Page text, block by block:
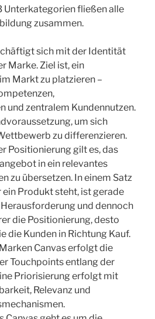
Unterkategorien fließen alle
zusammen.
sich mit der Identität
Marke. Ziel ist, ein
Markt zu platzieren –
und zentralem Kundennutzen.
um sich
zu differenzieren.
Positionierung gilt es, das
in ein relevantes
zu übersetzen. In einem Satz
Produkt steht, ist gerade
und dennoch
die Positionierung, desto
die Kunden in Richtung Kauf.
Canvas erfolgt die
Touchpoints entlang der
Priorisierung erfolgt mit
Relevanz und